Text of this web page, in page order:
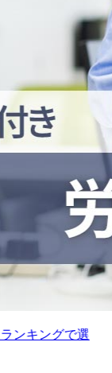
ンキングで選